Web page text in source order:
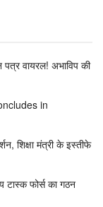
पत्र वायरल! अभाविप की
in
शिक्षा मंत्री के इस्तीफे
टास्क फोर्स का गठन